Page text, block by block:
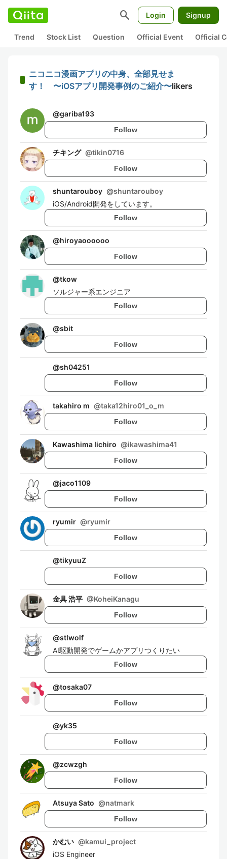
search Login Signup
Trend Stock List Question Official Event Official
ニコニコ漫画アプリの中身、全部見せま
す！ 〜iOSアプリ開発事例のご紹介〜likers
@gariba193
Follow
チキング @tikin0716
Follow
shuntarouboy @shuntarouboy
iOS/Android開発をしています。
Follow
@hiroyaoooooo
Follow
@tkow
ソルジャー系エンジニア
Follow
@sbit
Follow
@sh04251
Follow
takahiro m @taka12hiro01_o_m
Follow
Kawashima Iichiro @ikawashima41
Follow
@jaco1109
Follow
ryumir @ryumir
Follow
@tikyuuZ
Follow
金具 浩平 @KoheiKanagu
Follow
@stlwolf
AI駆動開発でゲームかアプリつくりたい
Follow
@tosaka07
Follow
@yk35
Follow
@zcwzgh
Follow
Atsuya Sato @natmark
Follow
かむい @kamui_project
iOS Engineer